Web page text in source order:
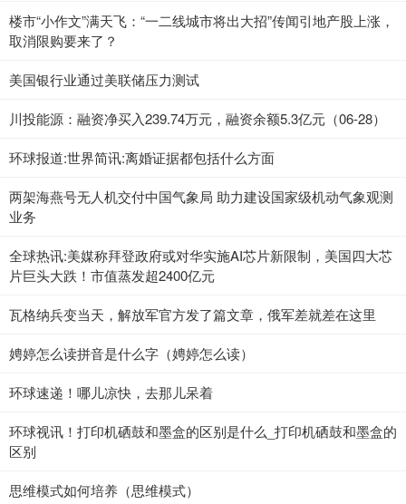
楼市“小作文”满天飞：“一二线城市将出大招”传闻引地产股上涨，
取消限购要来了？
美国银行业通过美联储压力测试
川投能源：融资净买入239.74万元，融资余额5.3亿元（06-28）
环球报道:世界简讯:离婚证据都包括什么方面
两架海燕号无人机交付中国气象局 助力建设国家级机动气象观测
业务
全球热讯:美媒称拜登政府或对华实施AI芯片新限制，美国四大芯
片巨头大跌！市值蒸发超2400亿元
瓦格纳兵变当天，解放军官方发了篇文章，俄军差就差在这里
娉婷怎么读拼音是什么字（娉婷怎么读）
环球速递！哪儿凉快，去那儿呆着
环球视讯！打印机硒鼓和墨盒的区别是什么_打印机硒鼓和墨盒的
区别
思维模式如何培养（思维模式）